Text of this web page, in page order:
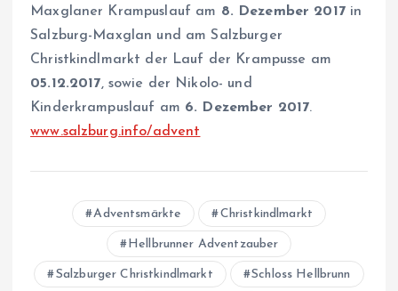
Maxglaner Krampuslauf am 8. Dezember 2017in
Salzburg-Maxglan und am Salzburger
Christkindlmarkt der Lauf der Krampusse am
05.12.2017, sowie der Nikolo- und
Kinderkrampuslauf am 6. Dezember 2017.
www.salzburg.info/advent
Adventsmärkte Christkindlmarkt
Hellbrunner Adventzauber
Salzburger Christkindlmarkt Schloss Hellbrunn